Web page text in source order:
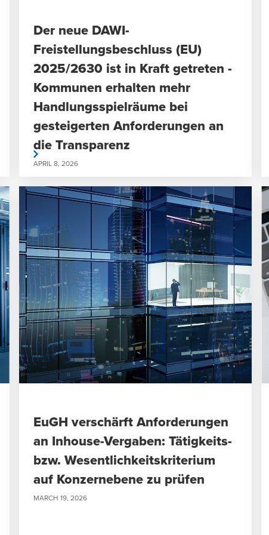
Der neue DAWI-
Freistellungsbeschluss (EU)
2025/2630 ist in Kraft getreten -
Kommunen erhalten mehr
Handlungsspielräume bei
gesteigerten Anforderungen an
die Transparenz
APRIL 8, 2026
EuGH verschärft Anforderungen
an Inhouse-Vergaben: Tätigkeits-
bzw. Wesentlichkeitskriterium
auf Konzernebene zu prüfen
MARCH 19, 2026